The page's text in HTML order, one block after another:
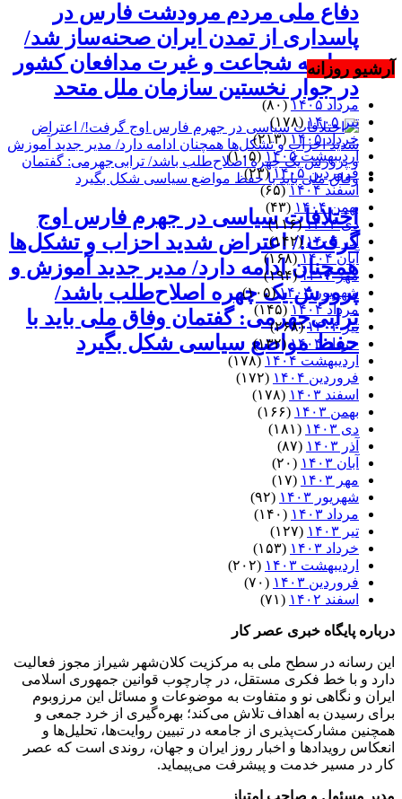
دفاع ملی مردم مرودشت فارس در
پاسداری از تمدن ایران صحنه‌ساز شد/
حماسه شجاعت و غیرت مدافعان کشور
در جوار نخستین سازمان ملل متحد
اختلافات سیاسی در جهرم فارس اوج
گرفت!/ اعتراض شدید احزاب و تشکل‌ها
همچنان ادامه دارد/ مدیر جدید آموزش و
پرورش یک چهره اصلاح‌طلب باشد/
ترابی‌جهرمی: گفتمان وفاق ملی باید با
حفظ مواضع سیاسی شکل بگیرد
آرشیو روزانه
مرداد ۱۴۰۵
(۸۰)
تیر ۱۴۰۵
(۱۷۸)
خرداد ۱۴۰۵
(۲۱۳)
اردیبهشت ۱۴۰۵
(۱۰۵)
فروردین ۱۴۰۵
(۲۳)
اسفند ۱۴۰۴
(۶۵)
بهمن ۱۴۰۴
(۴۳)
دی ۱۴۰۴
(۱۱۶)
آذر ۱۴۰۴
(۱۴۲)
آبان ۱۴۰۴
(۱۶۸)
مهر ۱۴۰۴
(۱۹۴)
شهریور ۱۴۰۴
(۱۰۵)
مرداد ۱۴۰۴
(۱۴۵)
تیر ۱۴۰۴
(۲۶۸)
خرداد ۱۴۰۴
(۱۳۲)
اردیبهشت ۱۴۰۴
(۱۷۸)
فروردین ۱۴۰۴
(۱۷۲)
اسفند ۱۴۰۳
(۱۷۸)
بهمن ۱۴۰۳
(۱۶۶)
دی ۱۴۰۳
(۱۸۱)
آذر ۱۴۰۳
(۸۷)
آبان ۱۴۰۳
(۲۰)
مهر ۱۴۰۳
(۱۷)
شهریور ۱۴۰۳
(۹۲)
مرداد ۱۴۰۳
(۱۴۰)
تیر ۱۴۰۳
(۱۲۷)
خرداد ۱۴۰۳
(۱۵۳)
اردیبهشت ۱۴۰۳
(۲۰۲)
فروردین ۱۴۰۳
(۷۰)
اسفند ۱۴۰۲
(۷۱)
درباره پایگاه خبری عصر کار
این رسانه در سطح ملی به مرکزیت کلان‌شهر شیراز مجوز فعالیت
دارد و با خط فکری مستقل، در چارچوب قوانین جمهوری اسلامی
ایران و نگاهی نو و متفاوت به موضوعات ‌و مسائل این مرزوبوم
برای رسیدن به اهداف تلاش می‌کند؛ بهره‌گیری از خرد جمعی و
همچنین مشارکت‌پذیری از جامعه در تبیین روایت‌ها، تحلیل‌ها و
انعکاس رویدادها و اخبار روز ایران و جهان، روندی است که عصر
کار در مسیر خدمت و پیشرفت می‌پیماید.
مدیر مسئول و صاحب امتیاز